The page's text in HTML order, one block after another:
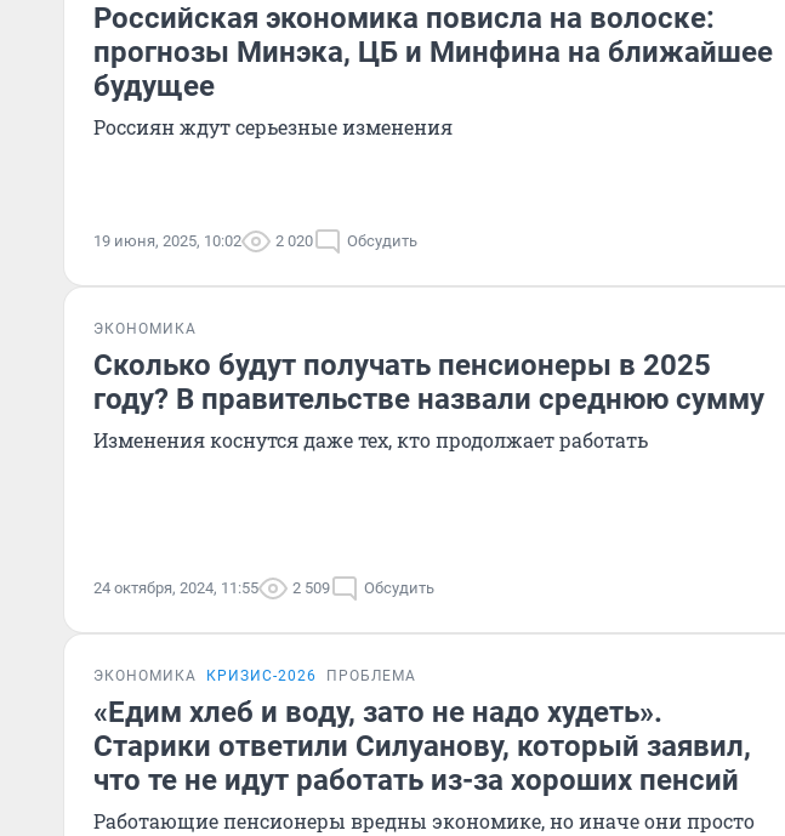
Российская экономика повисла на волоске:
прогнозы Минэка, ЦБ и Минфина на ближайшее
будущее
Россиян ждут серьезные изменения
19 июня, 2025, 10:02 2 020 Обсудить
ЭКОНОМИКА
Сколько будут получать пенсионеры в 2025
году? В правительстве назвали среднюю сумму
Изменения коснутся даже тех, кто продолжает работать
24 октября, 2024, 11:55 2 509 Обсудить
ЭКОНОМИКА КРИЗИС-2026 ПРОБЛЕМА
«Едим хлеб и воду, зато не надо худеть».
Старики ответили Силуанову, который заявил,
что те не идут работать из-за хороших пенсий
Работающие пенсионеры вредны экономике, но иначе они просто